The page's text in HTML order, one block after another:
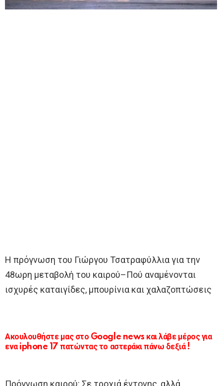
Η πρόγνωση του Γιώργου Τσατραφύλλια για την
48ωρη μεταβολή του καιρού–Πού αναμένονται
ισχυρές καταιγίδες, μπουρίνια και χαλαζοπτώσεις
Ακουλουθήστε μας στο Google news και λάβε μέρος για
ενα iphone 17 πατώντας το αστεράκι πάνω δεξιά !